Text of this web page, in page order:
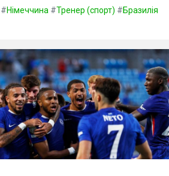
#Німеччина #Тренер (спорт) #Бразилія